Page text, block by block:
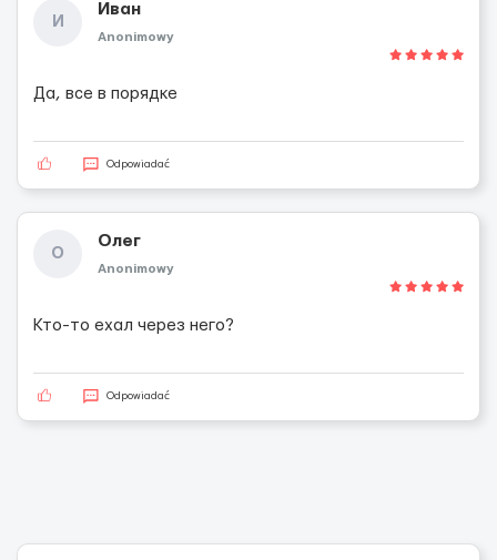
И
Иван
Anonimowy
Да, все в порядке
Odpowiadać
О
Олег
Anonimowy
Кто-то ехал через него?
Odpowiadać